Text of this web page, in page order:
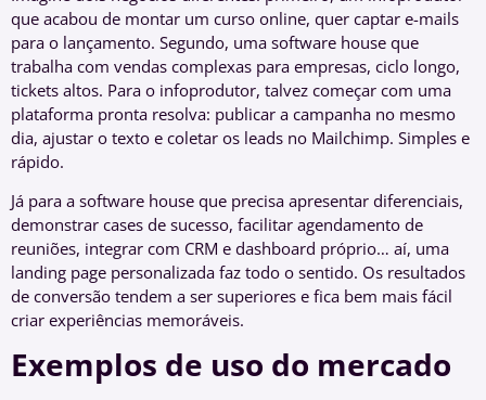
que acabou de montar um curso online, quer captar e-mails
para o lançamento. Segundo, uma software house que
trabalha com vendas complexas para empresas, ciclo longo,
tickets altos. Para o infoprodutor, talvez começar com uma
plataforma pronta resolva: publicar a campanha no mesmo
dia, ajustar o texto e coletar os leads no Mailchimp. Simples e
rápido.
Já para a software house que precisa apresentar diferenciais,
demonstrar cases de sucesso, facilitar agendamento de
reuniões, integrar com CRM e dashboard próprio… aí, uma
landing page personalizada faz todo o sentido. Os resultados
de conversão tendem a ser superiores e fica bem mais fácil
criar experiências memoráveis.
Exemplos de uso do mercado